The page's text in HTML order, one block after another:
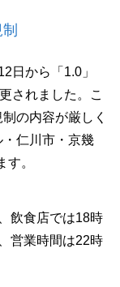
日から「1.0」
されました。こ
の内容が厳しく
仁川市・京幾
。
飲食店では18時
営業時間は22時